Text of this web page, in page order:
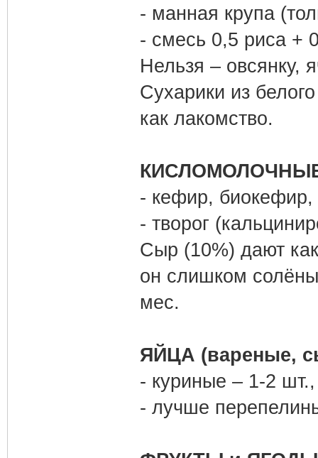
- манная крупа
- смесь 0,5 риса +
Нельзя – овсянку,
Сухарики из
как лакомство.
КИСЛОМОЛОЧНЫЕ
- кефир, биокефир,
- творог
Сыр (10%) дают
он слишком
мес.
ЯЙЦА (вареные,
- куриные – 1-2 шт.,
- лучше